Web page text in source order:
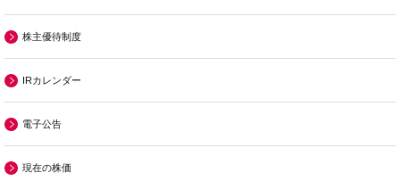
株主優待制度
IRカレンダー
電子公告
現在の株価